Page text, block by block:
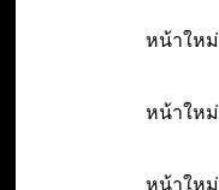
หน้าใหม่
หน้าใหม่
หน้าใหม่